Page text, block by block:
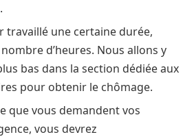
.
travaillé une certaine durée,
d’heures. Nous allons y
bas dans la section dédiée aux
pour obtenir le chômage.
que vous demandent vos
vous devrez